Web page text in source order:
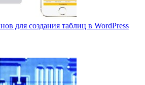
для создания таблиц в WordPress